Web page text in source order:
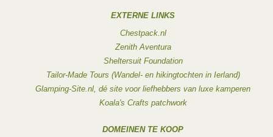
EXTERNE LINKS
Chestpack.nl
Zenith Aventura
Sheltersuit Foundation
Tailor-Made Tours (Wandel- en hikingtochten in Ierland)
Glamping-Site.nl, dé site voor liefhebbers van luxe kamperen
Koala's Crafts patchwork
DOMEINEN TE KOOP